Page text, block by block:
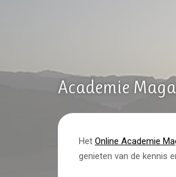
Academie
Het Online Academie
genieten van de kennis